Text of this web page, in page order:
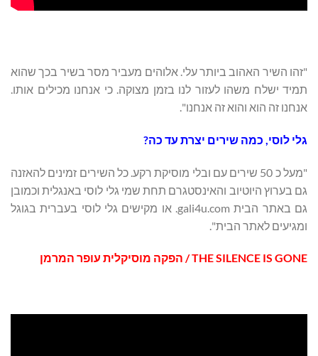
"זהו השיר האהוב ביותר עלי. אלוהים מעביר מסר בשיר בכך שהוא
תמיד ישלח משהו לעזור לנו בזמן מצוקה. כי אנחנו מכילים אותו.
אנחנו זה הוא והוא זה אנחנו".
גלי לוסי, כמה שירים יצרת עד כה?
"מעל כ 50 שירים עם ובלי מוסיקת רקע. כל השירים זמינים להאזנה
גם בערוץ היוטיוב והאינסטגרם תחת שמי גלי לוסי באנגלית וכמובן
גם באתר הבית gali4u.com. או מקישים גלי לוסי בעברית בגוגל
ומגיעים לאתר הבית".
THE SILENCE IS GONE/ הפקה מוסיקלית עופר המרמן